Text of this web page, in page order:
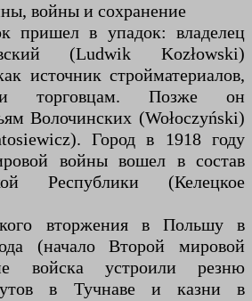
войны и сохранение
пришел в упадок: владелец
(Ludwik Kozłowski)
источник стройматериалов,
торговцам. Позже он
Волочинских (Wołoczyński)
Город в 1918 году
войны вошел в состав
Республики (Келецкое
вторжения в Польшу в
(начало Второй мировой
войска устроили резню
в Тучнаве и казни в